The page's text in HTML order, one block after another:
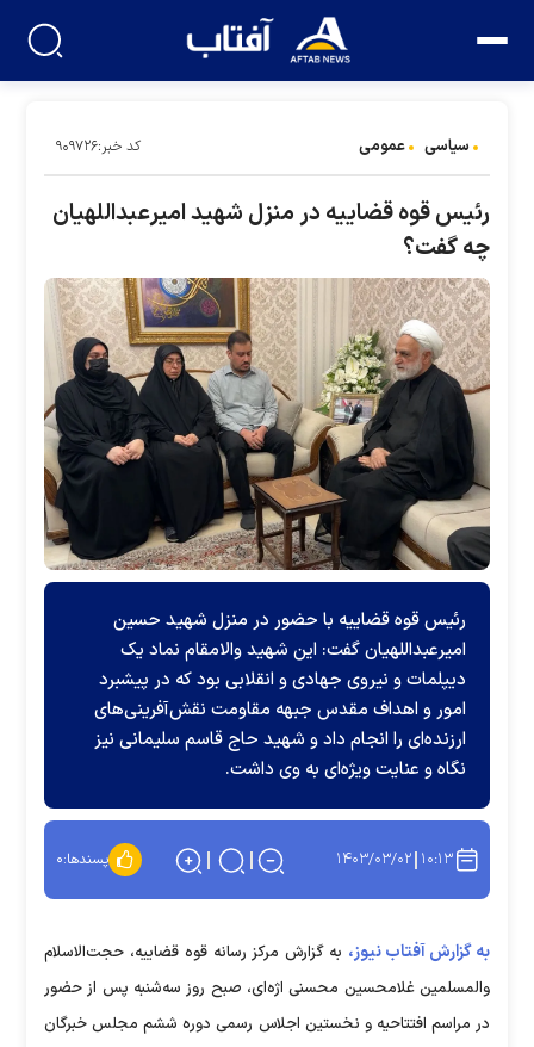
سیاسی عمومی کد خبر:۹۰۹۷۲۶
رئیس قوه قضاییه در منزل شهید امیرعبداللهیان
چه گفت؟
رئیس قوه قضاییه با حضور در منزل شهید حسین
امیرعبداللهیان گفت: این شهید والامقام نماد یک
دیپلمات و نیروی جهادی و انقلابی بود که در پیشبرد
امور و اهداف مقدس جبهه مقاومت نقش‌آفرینی‌های
ارزنده‌ای را انجام داد و شهید حاج قاسم سلیمانی نیز
نگاه و عنایت ویژه‌ای به وی داشت.
۱۰:۱۳ ۱۴۰۳/۰۳/۰۲ پسندها:۰
به گزارش آفتاب نیوز، به گزارش مرکز رسانه قوه قضاییه، حجت‌الاسلام
والمسلمین غلامحسین محسنی اژه‌ای، صبح روز سه‌شنبه پس از حضور
در مراسم افتتاحیه و نخستین اجلاس رسمی دوره ششم مجلس خبرگان